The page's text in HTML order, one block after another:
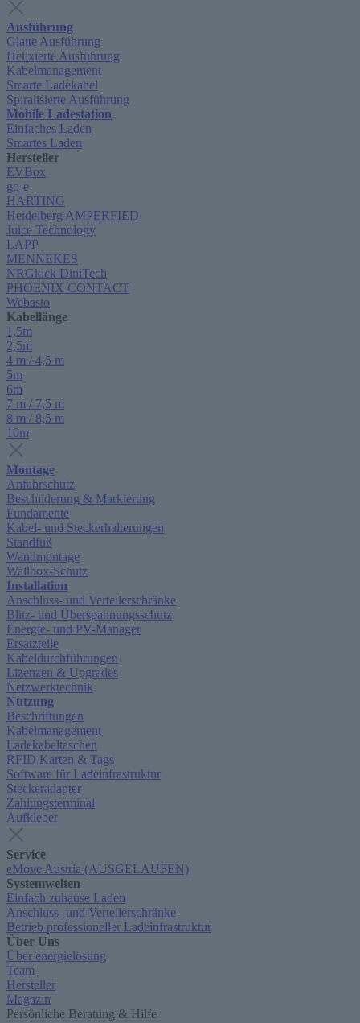
Ausführung
Glatte Ausführung
Helixierte Ausführung
Kabelmanagement
Smarte Ladekabel
Spiralisierte Ausführung
Mobile Ladestation
Einfaches Laden
Smartes Laden
Hersteller
EVBox
go-e
HARTING
Heidelberg AMPERFIED
Juice Technology
LAPP
MENNEKES
NRGkick DiniTech
PHOENIX CONTACT
Webasto
Kabellänge
1,5m
2,5m
4 m / 4,5 m
5m
6m
7 m / 7,5 m
8 m / 8,5 m
10m
Montage
Anfahrschutz
Beschilderung & Markierung
Fundamente
Kabel- und Steckerhalterungen
Standfuß
Wandmontage
Wallbox-Schutz
Installation
Anschluss- und Verteilerschränke
Blitz- und Überspannungsschutz
Energie- und PV-Manager
Ersatzteile
Kabeldurchführungen
Lizenzen & Upgrades
Netzwerktechnik
Nutzung
Beschriftungen
Kabelmanagement
Ladekabeltaschen
RFID Karten & Tags
Software für Ladeinfrastruktur
Steckeradapter
Zahlungsterminal
Aufkleber
Service
eMove Austria (AUSGELAUFEN)
Systemwelten
Einfach zuhause Laden
Anschluss- und Verteilerschränke
Betrieb professioneller Ladeinfrastruktur
Über Uns
Über energielösung
Team
Hersteller
Magazin
Persönliche Beratung & Hilfe